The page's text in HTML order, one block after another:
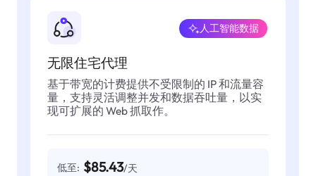
无限住宅代理
人工智能数据
基于带宽的计费提供不受限制的 IP 和流量容
量，支持灵活调整并发和数据吞吐量，以实
现可扩展的 Web 抓取作。
低至: $85.43/天